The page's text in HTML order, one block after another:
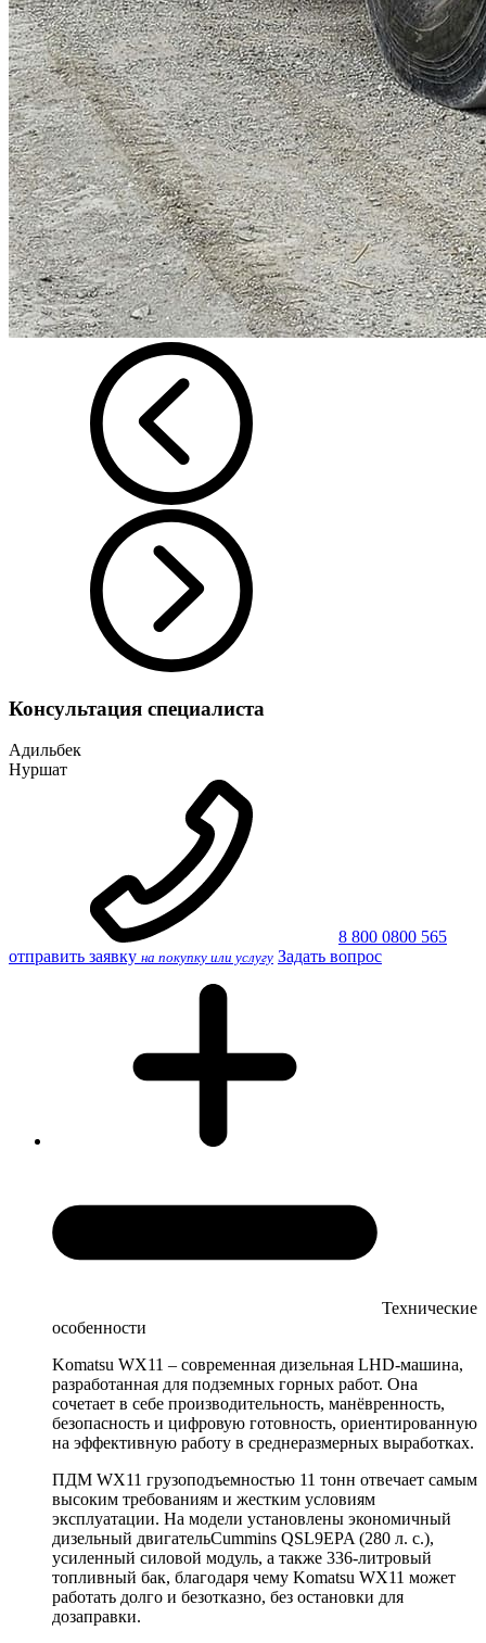
Консультация специалиста
Адильбек
Нуршат
8 800 0800 565
отправить заявку на покупку или услугу Задать вопрос
Технические
особенности
Komatsu WX11 – современная дизельная LHD-машина,
разработанная для подземных горных работ. Она
сочетает в себе производительность, манёвренность,
безопасность и цифровую готовность, ориентированную
на эффективную работу в среднеразмерных выработках.
ПДМ WX11 грузоподъемностью 11 тонн отвечает самым
высоким требованиям и жестким условиям
эксплуатации. На модели установлены экономичный
дизельный двигательCummins QSL9EPA (280 л. с.),
усиленный силовой модуль, а также 336-литровый
топливный бак, благодаря чему Komatsu WX11 может
работать долго и безотказно, без остановки для
дозаправки.